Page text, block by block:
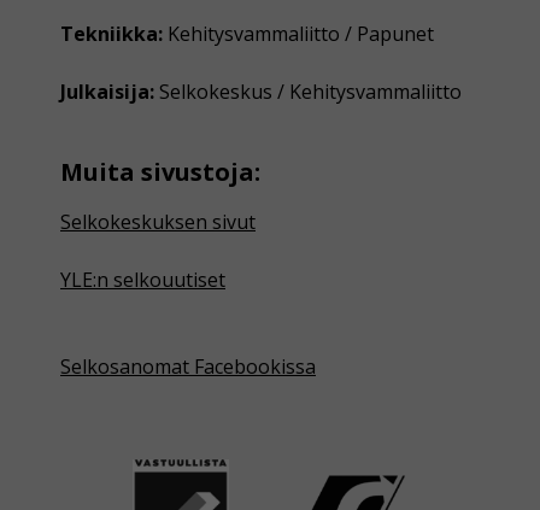
Tekniikka: Kehitysvammaliitto / Papunet
Julkaisija: Selkokeskus / Kehitysvammaliitto
Muita sivustoja:
Selkokeskuksen sivut
YLE:n selkouutiset
Selkosanomat Facebookissa